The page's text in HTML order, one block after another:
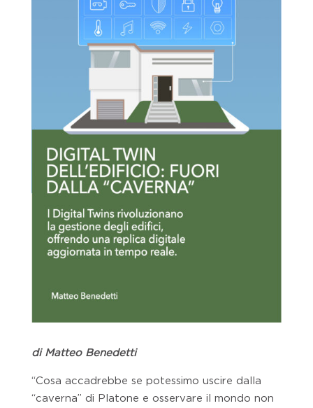
di Matteo Benedetti
“Cosa accadrebbe se potessimo uscire dalla
“caverna” di Platone e osservare il mondo non